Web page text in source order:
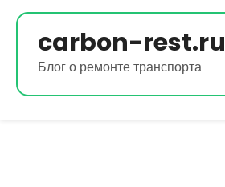
Перейти
содержимому
carbon-rest.ru
Блог о ремонте транспорта